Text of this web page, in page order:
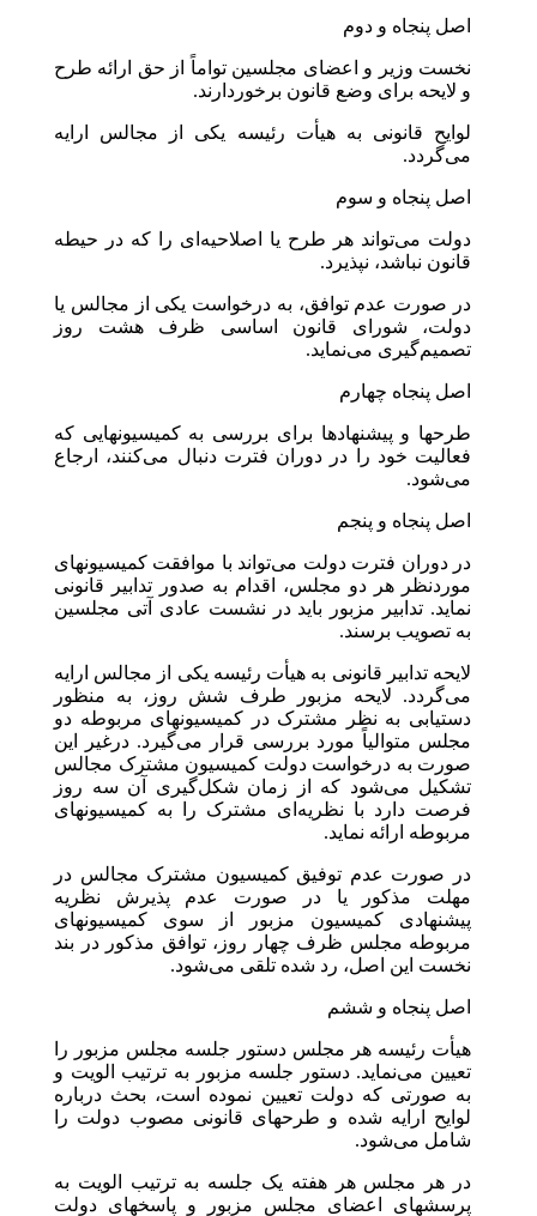
اصل پنجاه و دوم
نخست وزیر و اعضای مجلسین تواماً از حق ارائه طرح
و لایحه برای وضع قانون برخوردارند.
لوایح قانونی به هیأت رئیسه یکی از مجالس ارایه
می‌گردد.
اصل پنجاه و سوم
دولت می‌تواند هر طرح یا اصلاحیه‌ای را که در حیطه
قانون نباشد، نپذیرد.
در صورت عدم توافق، به درخواست یکی از مجالس یا
دولت، شورای قانون اساسی ظرف هشت روز
تصمیم‌گیری می‌نماید.
اصل پنجاه چهارم
طرحها و پیشنهادها برای بررسی به کمیسیونهایی که
فعالیت خود را در دوران فترت دنبال می‌کنند، ارجاع
می‌شود.
اصل پنجاه و پنجم
در دوران فترت دولت می‌تواند با موافقت کمیسیونهای
مورد‌نظر هر دو مجلس، اقدام به صدور تدابیر قانونی
نماید. تدابیر مزبور باید در نشست عادی آتی مجلسین
به تصویب برسند.
لایحه تدابیر قانونی به هیأت رئیسه یکی از مجالس ارایه
می‌گردد. لایحه مزبور طرف شش روز، به منظور
دستیابی به نظر مشترک در کمیسیونهای مربوطه دو
مجلس متوالیاً مورد بررسی قرار می‌گیرد. درغیر این
صورت به درخواست دولت کمیسیون مشترک مجالس
تشکیل می‌شود که از زمان شکل‌گیری آن سه روز
فرصت دارد با نظریه‌ای مشترک را به کمیسیونهای
مربوطه ارائه نماید.
در صورت عدم توفیق کمیسیون مشترک مجالس در
مهلت مذکور یا در صورت عدم پذیرش نظریه
پیشنهادی کمیسیون مزبور از سوی کمیسیونهای
مربوطه مجلس ظرف چهار روز، توافق مذکور در بند
نخست این اصل، رد شده تلقی می‌شود.
اصل پنجاه و ششم
هیأت رئیسه هر مجلس دستور جلسه مجلس مزبور را
تعیین می‌نماید. دستور جلسه مزبور به ترتیب الویت و
به صورتی که دولت تعیین نموده است، بحث درباره
لوایح ارایه شده و طرحهای قانونی مصوب دولت را
شامل می‌شود.
در هر مجلس هر هفته یک جلسه به ترتیب الویت به
پرسشهای اعضای مجلس مزبور و پاسخهای دولت